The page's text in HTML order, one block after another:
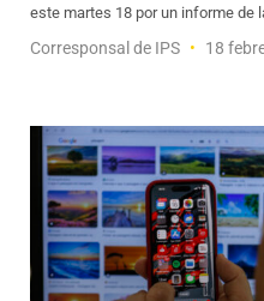
este martes 18 por un informe de
Corresponsal de IPS 18